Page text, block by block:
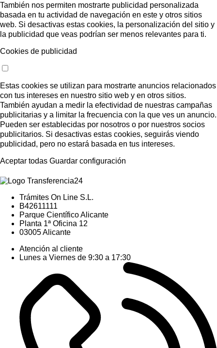
También nos permiten mostrarte publicidad personalizada
basada en tu actividad de navegación en este y otros sitios
web. Si desactivas estas cookies, la personalización del sitio y
la publicidad que veas podrían ser menos relevantes para ti.
Cookies de publicidad
Estas cookies se utilizan para mostrarte anuncios relacionados
con tus intereses en nuestro sitio web y en otros sitios.
También ayudan a medir la efectividad de nuestras campañas
publicitarias y a limitar la frecuencia con la que ves un anuncio.
Pueden ser establecidas por nosotros o por nuestros socios
publicitarios. Si desactivas estas cookies, seguirás viendo
publicidad, pero no estará basada en tus intereses.
Aceptar todas Guardar configuración
Trámites On Line S.L.
B42611111
Parque Científico Alicante
Planta 1ª Oficina 12
03005 Alicante
Atención al cliente
Lunes a Viernes de 9:30 a 17:30